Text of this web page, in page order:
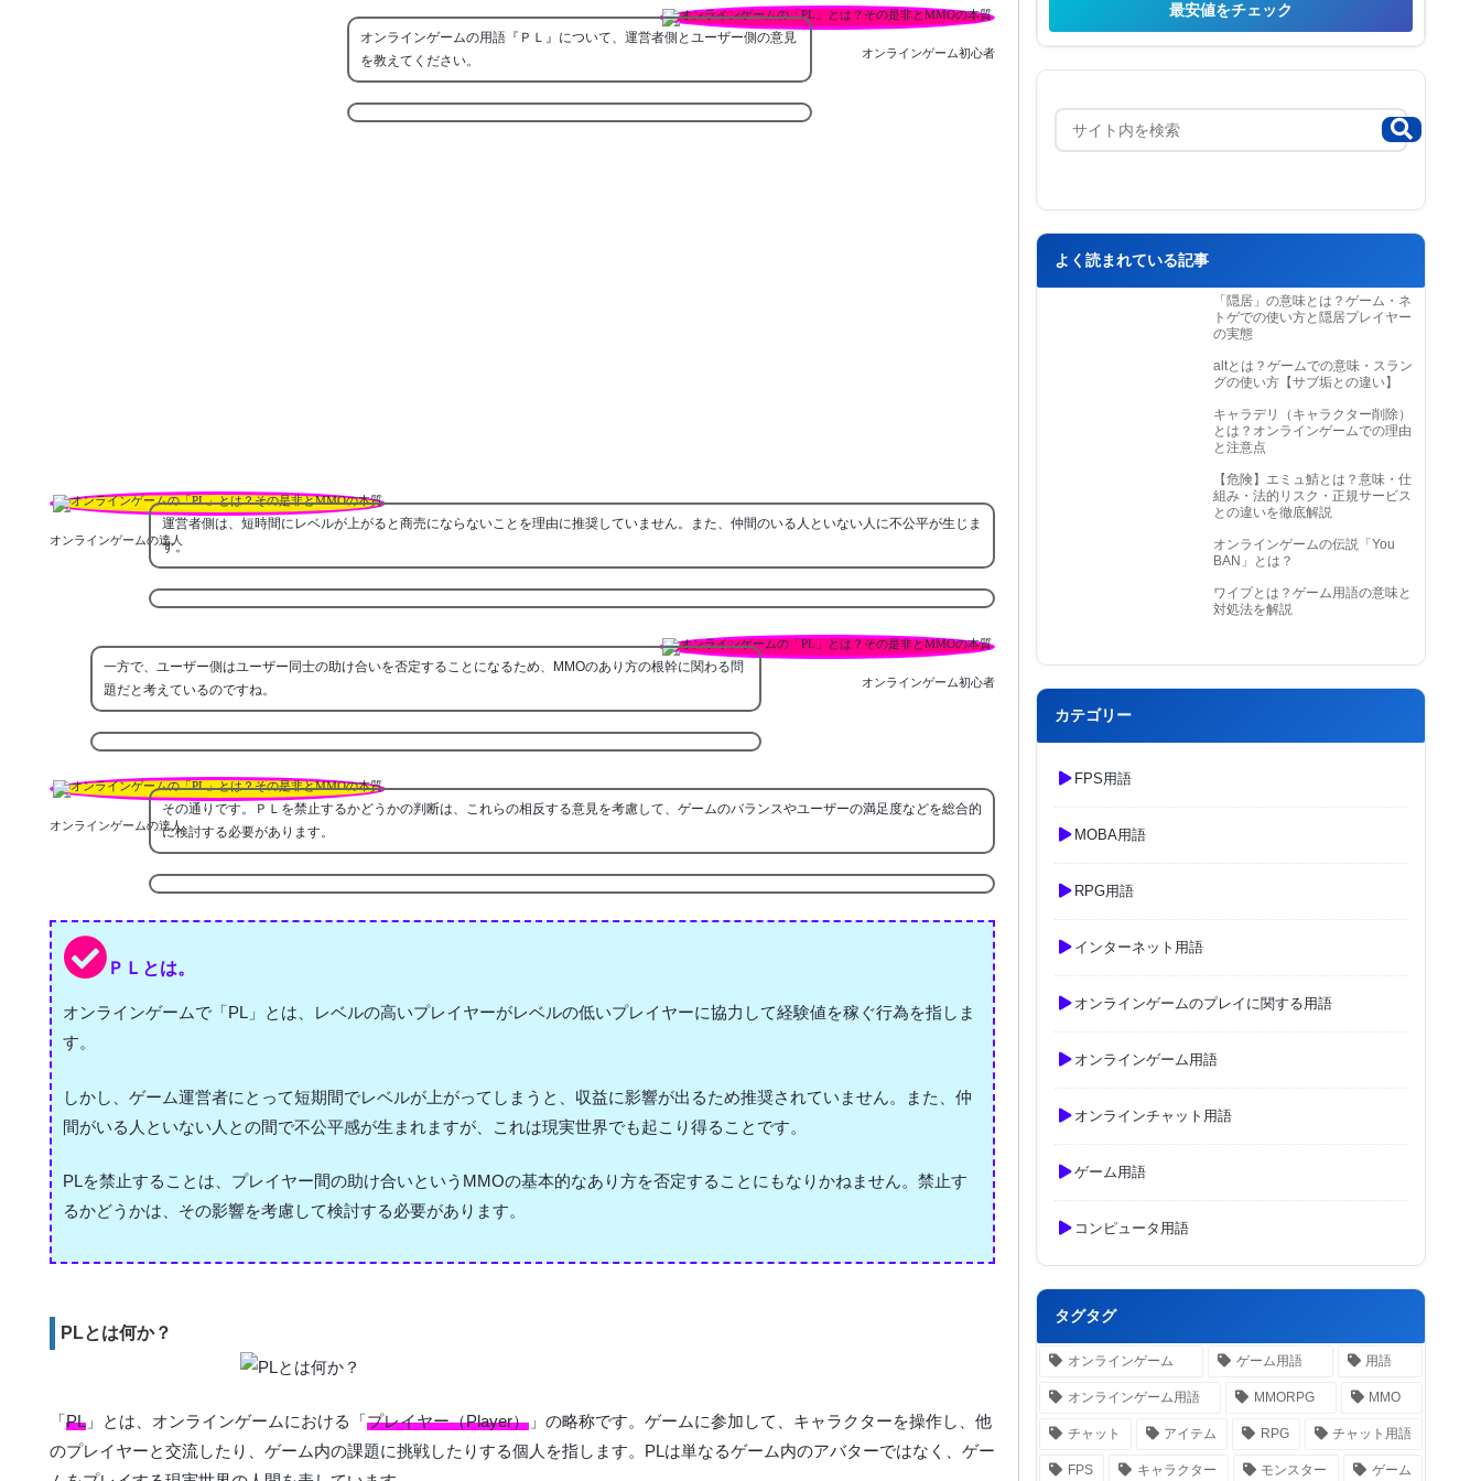
オンラインゲーム初心者
オンラインゲームの用語『ＰＬ』について、運営者側とユーザー側の意見
を教えてください。
オンラインゲームの達人
運営者側は、短時間にレベルが上がると商売にならないことを理由に推奨していません。また、仲間のいる人といない人に不公平が生じま
す。
オンラインゲーム初心者
一方で、ユーザー側はユーザー同士の助け合いを否定することになるため、MMOのあり方の根幹に関わる問
題だと考えているのですね。
オンラインゲームの達人
その通りです。ＰＬを禁止するかどうかの判断は、これらの相反する意見を考慮して、ゲームのバランスやユーザーの満足度などを総合的
に検討する必要があります。
ＰＬとは。
オンラインゲームで「PL」とは、レベルの高いプレイヤーがレベルの低いプレイヤーに協力して経験値を稼ぐ行為を指しま
す。
しかし、ゲーム運営者にとって短期間でレベルが上がってしまうと、収益に影響が出るため推奨されていません。また、仲
間がいる人といない人との間で不公平感が生まれますが、これは現実世界でも起こり得ることです。
PLを禁止することは、プレイヤー間の助け合いというMMOの基本的なあり方を否定することにもなりかねません。禁止す
るかどうかは、その影響を考慮して検討する必要があります。
PLとは何か？
「PL 」とは、オンラインゲームにおける「プレイヤー（Player） 」の略称です。ゲームに参加して、キャラクターを操作し、他
のプレイヤーと交流したり、ゲーム内の課題に挑戦したりする個人を指します。PLは単なるゲーム内のアバターではなく、ゲー
最安値をチェック
よく読まれている記事
「隠居」の意味とは？ゲーム・ネ
トゲでの使い方と隠居プレイヤー
の実態
altとは？ゲームでの意味・スラン
グの使い方【サブ垢との違い】
キャラデリ（キャラクター削除）
とは？オンラインゲームでの理由
と注意点
【危険】エミュ鯖とは？意味・仕
組み・法的リスク・正規サービス
との違いを徹底解説
オンラインゲームの伝説「You
BAN」とは？
ワイプとは？ゲーム用語の意味と
対処法を解説
カテゴリー
FPS用語
MOBA用語
RPG用語
インターネット用語
オンラインゲームのプレイに関する用語
オンラインゲーム用語
オンラインチャット用語
ゲーム用語
コンピュータ用語
タグタグ
オンラインゲーム ゲーム用語 用語
オンラインゲーム用語 MMORPG MMO
チャット アイテム RPG チャット用語
FPS キャラクター モンスター ゲーム